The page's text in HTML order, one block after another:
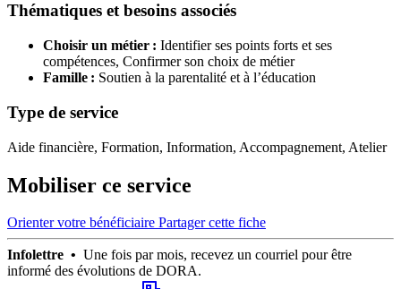
Thématiques et besoins associés
Choisir un métier : Identifier ses points forts et ses
compétences, Confirmer son choix de métier
Famille : Soutien à la parentalité et à l’éducation
Type de service
Aide financière, Formation, Information, Accompagnement, Atelier
Mobiliser ce service
Orienter votre bénéficiaire Partager cette fiche
Infolettre • Une fois par mois, recevez un courriel pour être
informé des évolutions de DORA.